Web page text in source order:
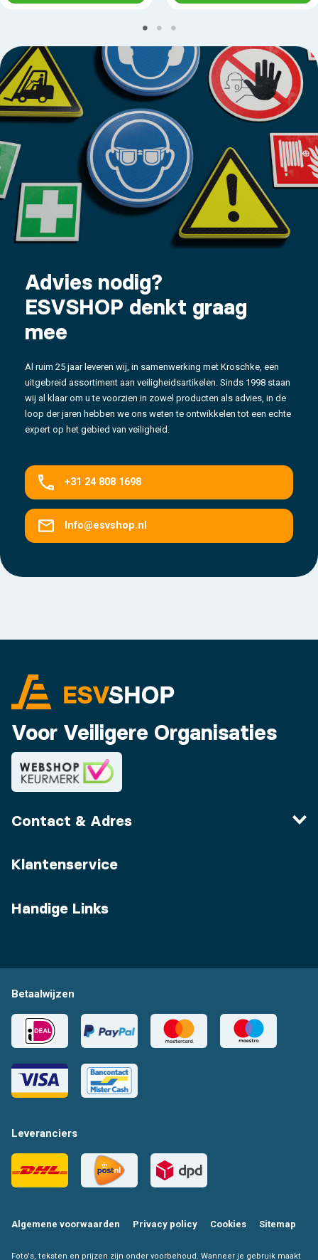
Advies nodig?
ESVSHOP denkt graag
mee
Al ruim 25 jaar leveren wij, in samenwerking met Kroschke, een
uitgebreid assortiment aan veiligheidsartikelen. Sinds 1998 staan
wij al klaar om u te voorzien in zowel producten als advies, in de
loop der jaren hebben we ons weten te ontwikkelen tot een echte
expert op het gebied van veiligheid.
+31 24 808 1698
Info@esvshop.nl
Voor Veiligere Organisaties
Contact & Adres
Klantenservice
Handige Links
Betaalwijzen
Leveranciers
Algemene voorwaarden Privacy policy Cookies Sitemap
Foto's, teksten en prijzen zijn onder voorbehoud. Wanneer je gebruik maakt